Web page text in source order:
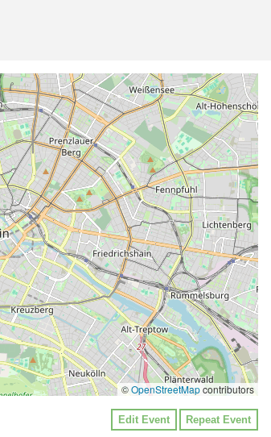
©OpenStreetMapcontributors
Edit Event Repeat Event